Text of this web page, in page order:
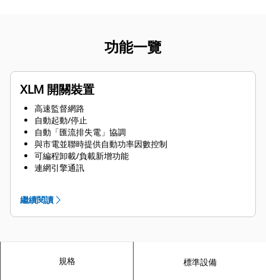
功能一覽
XLM 開關裝置
高速監督網路
自動起動/停止
自動「匯流排失電」協調
與市電並聯時提供自動功率因數控制
可編程卸載/負載新增功能
連網引擎通訊
模式選擇
可選擇自動/手動控制
符合 NFPA 99/110 規範的警報
繼續閱讀
規格 標準設備